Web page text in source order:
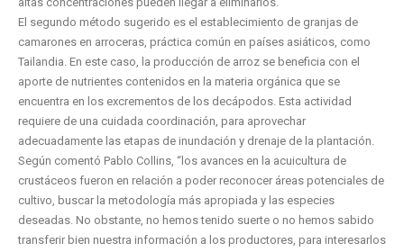
El segundo método sugerido es el establecimiento de granjas de
camarones en arroceras, práctica común en países asiáticos, como
Tailandia. En este caso, la producción de arroz se beneficia con el
aporte de nutrientes contenidos en la materia orgánica que se
encuentra en los excrementos de los decápodos. Esta actividad
requiere de una cuidada coordinación, para aprovechar
adecuadamente las etapas de inundación y drenaje de la plantación.
Según comentó Pablo Collins, “los avances en la acuicultura de
crustáceos fueron en relación a poder reconocer áreas potenciales de
cultivo, buscar la metodología más apropiada y las especies
deseadas. No obstante, no hemos tenido suerte o no hemos sabido
transferir bien nuestra información a los productores, para interesarlos